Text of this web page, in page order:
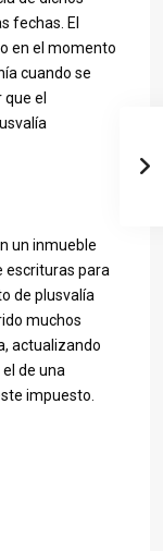
fechas. El
en el momento
cuando se
el
un inmueble
escrituras para
de plusvalía
muchos
actualizando
de una
impuesto.